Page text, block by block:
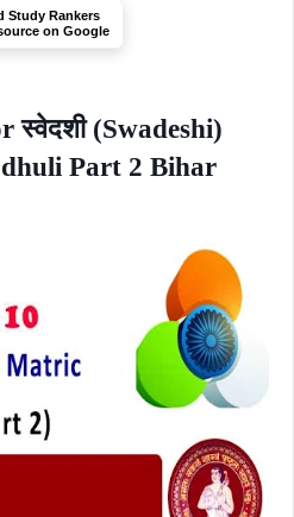
Study Rankers
on Google
स्वेदशी (Swadeshi)
Part 2 Bihar